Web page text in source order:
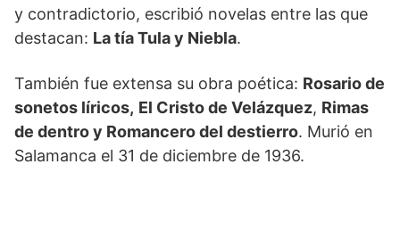
y contradictorio, escribió novelas entre las que
destacan: La tía Tula y Niebla.
También fue extensa su obra poética: Rosario de
sonetos líricos, El Cristo de Velázquez, Rimas
de dentro y Romancero del destierro. Murió en
Salamanca el 31 de diciembre de 1936.